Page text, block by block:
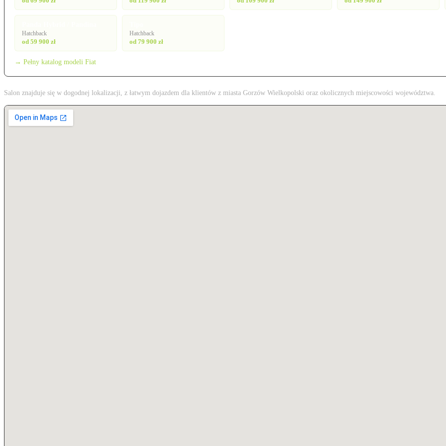
Hatchback
od 59 900 zł
Hatchback
od 79 900 zł
→ Pełny katalog modeli Fiat
Salon znajduje się w dogodnej lokalizacji, z łatwym dojazdem dla klientów z miasta Gorzów Wielkopolski oraz okolicznych miejscowości województwa.